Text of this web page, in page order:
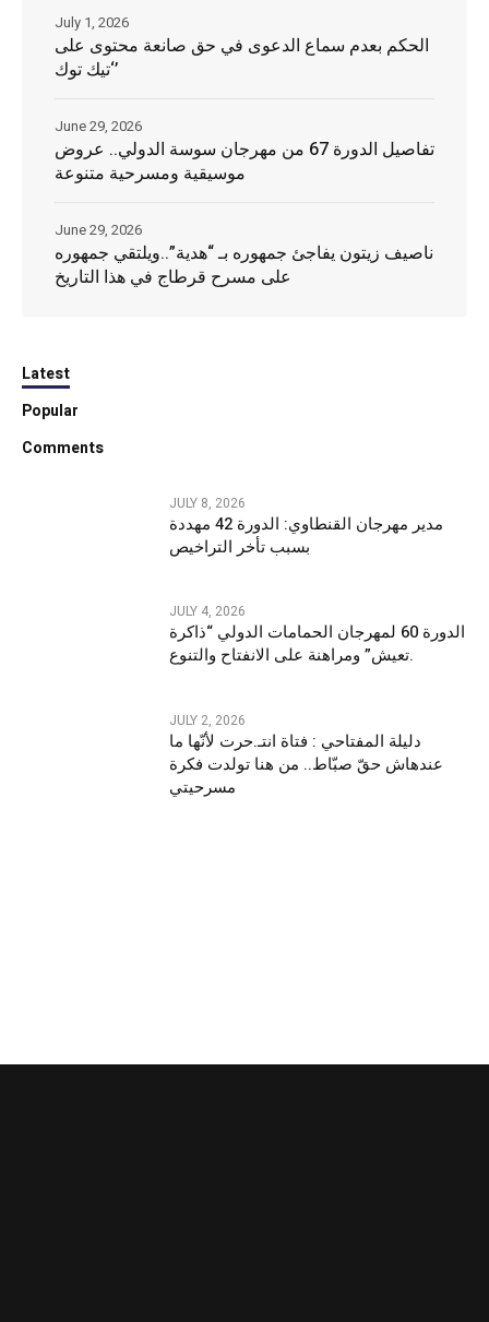
الحكم بعدم سماع الدعوى في حق صانعة محتوى على
‘تيك توك’
July 1, 2026
تفاصيل الدورة 67 من مهرجان سوسة الدولي.. عروض
موسيقية ومسرحية متنوعة
June 29, 2026
ناصيف زيتون يفاجئ جمهوره بـ “هدية”..ويلتقي جمهوره
على مسرح قرطاج في هذا التاريخ
June 29, 2026
Latest
Popular
Comments
JULY 8, 2026
مدير مهرجان القنطاوي: الدورة 42 مهددة
بسبب تأخر التراخيص
JULY 4, 2026
الدورة 60 لمهرجان الحمامات الدولي “ذاكرة
تعيش” ومراهنة على الانفتاح والتنوع.
JULY 2, 2026
دليلة المفتاحي : فتاة انتـ.حرت لأنّها ما
عندهاش حقّ صبّاط.. من هنا تولدت فكرة
مسرحيتي